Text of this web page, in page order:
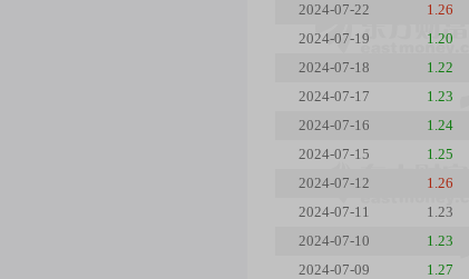
2024-07-22
1.26
2024-07-19
1.20
2024-07-18
1.22
2024-07-17
1.23
2024-07-16
1.24
2024-07-15
1.25
2024-07-12
1.26
2024-07-11
1.23
2024-07-10
1.23
2024-07-09
1.27